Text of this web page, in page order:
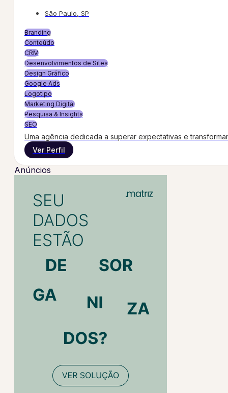
São Paulo, SP
Branding
Conteúdo
CRM
Desenvolvimentos de Sites
Design Gráfico
Google Ads
Logotipo
Marketing Digital
Pesquisa & Insights
SEO
Uma agência dedicada a superar expectativas e
Ver Perfil
Anúncios